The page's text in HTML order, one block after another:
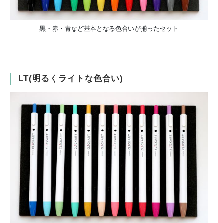
黒・赤・青など基本となる色合いが揃ったセット
LT(明るくライトな色合い)